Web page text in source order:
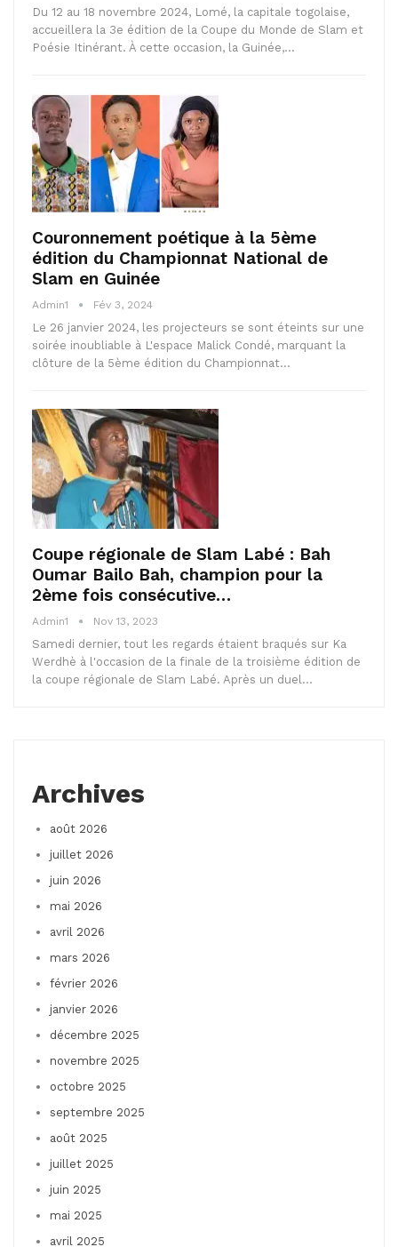
Du 12 au 18 novembre 2024, Lomé, la capitale togolaise,
accueillera la 3e édition de la Coupe du Monde de Slam et
Poésie Itinérant. À cette occasion, la Guinée,…
Couronnement poétique à la 5ème
édition du Championnat National de
Slam en Guinée
Admin1 Fév 3, 2024
Le 26 janvier 2024, les projecteurs se sont éteints sur une
soirée inoubliable à L'espace Malick Condé, marquant la
clôture de la 5ème édition du Championnat…
Coupe régionale de Slam Labé : Bah
Oumar Bailo Bah, champion pour la
2ème fois consécutive…
Admin1 Nov 13, 2023
Samedi dernier, tout les regards étaient braqués sur Ka
Werdhè à l'occasion de la finale de la troisième édition de
la coupe régionale de Slam Labé. Après un duel…
Archives
août 2026
juillet 2026
juin 2026
mai 2026
avril 2026
mars 2026
février 2026
janvier 2026
décembre 2025
novembre 2025
octobre 2025
septembre 2025
août 2025
juillet 2025
juin 2025
mai 2025
avril 2025